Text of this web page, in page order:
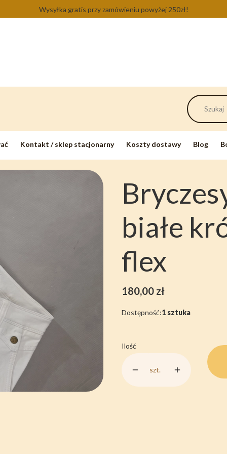
Wysyłka gratis przy zamówieniu powyżej 250zł!
Kontakt / sklep stacjonarny Koszty dostawy Blog
białe
flex
Cena
180,00 zł
Dostępność:1 sztuka
Ilość
szt.